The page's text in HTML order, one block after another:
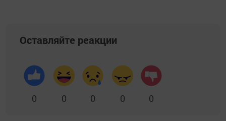
Оставляйте реакции
0 0 0 0 0